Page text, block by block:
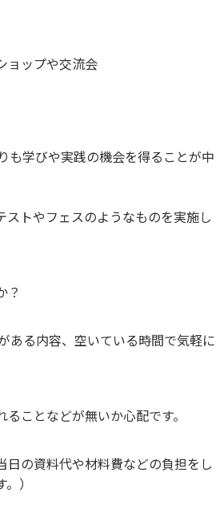
ョップや交流会
学びや実践の機会を得ることが中
トやフェスのようなものを実施し
？
ある内容、空いている時間で気軽に
ことなどが無いか心配です。
の資料代や材料費などの負担をし
）